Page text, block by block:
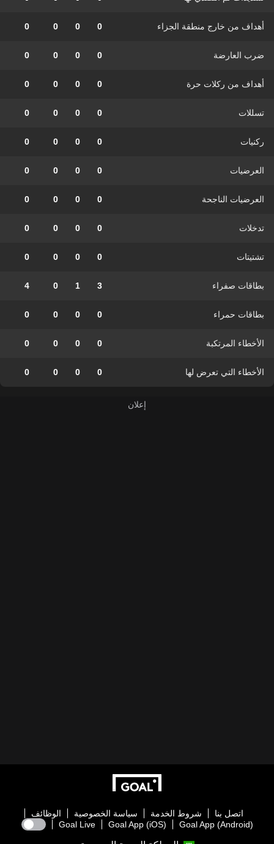
أهداف من خارج منطقة الجزاء 0
0
0
0
ضرب العارضة 0
0
0
0
أهداف من ركلات حرة 0
0
0
0
تسللات 0
0
0
0
ركنيات 0
0
0
0
العرضيات 0
0
0
0
العرضيات الناجحة 0
0
0
0
تدخلات 0
0
0
0
تشتيتات 0
0
0
0
بطاقات صفراء 3
1
0
4
بطاقات حمراء 0
0
0
0
الأخطاء المرتكبة 0
0
0
0
الأخطاء التي تعرض لها 0
0
0
0
اتصل بنا شروط الخدمة سياسة الخصوصية
الوظائف
Goal App (Android)
Goal App (iOS)
Goal Live